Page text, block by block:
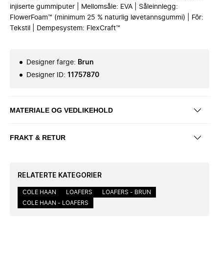
injiserte gummiputer | Mellomsåle: EVA | Såleinnlegg:
FlowerFoam™ (minimum 25 % naturlig løvetannsgummi) | Fôr:
Tekstil | Dempesystem: FlexCraft™
Designer farge: Brun
Designer ID: 11757870
MATERIALE OG VEDLIKEHOLD
FRAKT & RETUR
RELATERTE KATEGORIER
COLE HAAN LOAFERS
LOAFERS - BRUN
COLE HAAN - LOAFERS